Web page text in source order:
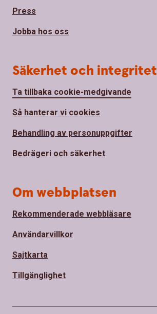
Press
Jobba hos oss
Säkerhet och integritet
Ta tillbaka cookie-medgivande
Så hanterar vi cookies
Behandling av personuppgifter
Bedrägeri och säkerhet
Om webbplatsen
Rekommenderade webbläsare
Användarvillkor
Sajtkarta
Tillgänglighet